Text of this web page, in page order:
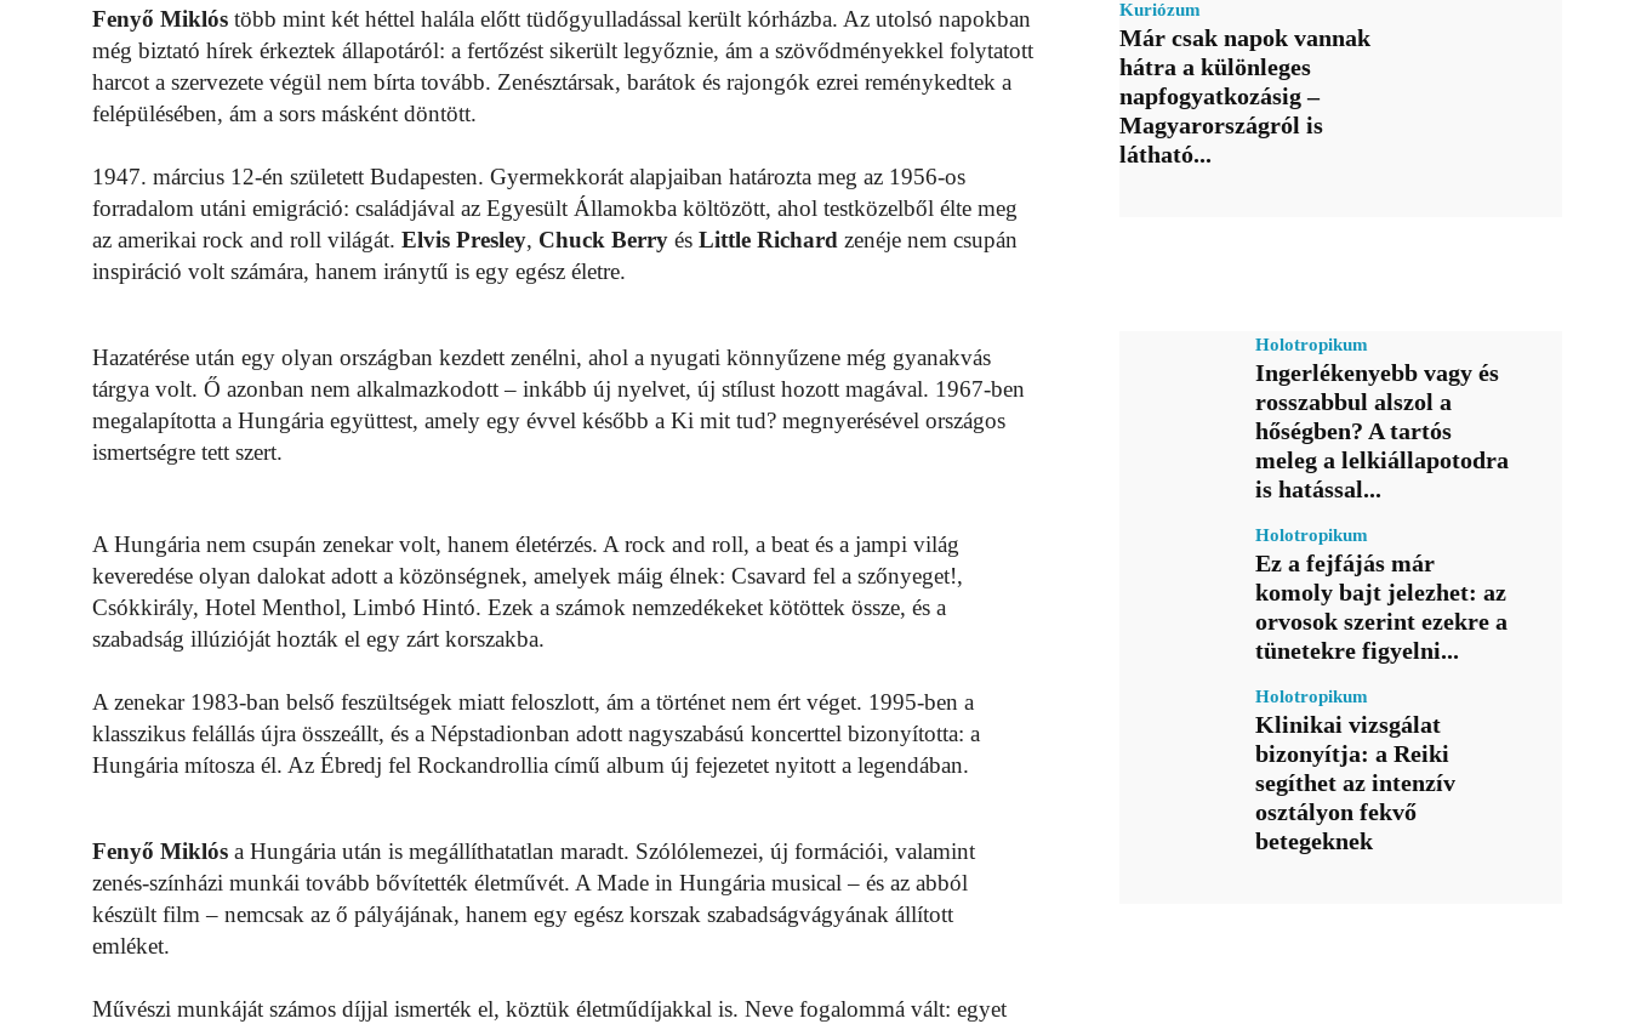
Fenyő Miklós több mint két héttel halála előtt tüdőgyulladással került kórházba. Az utolsó napokban
még biztató hírek érkeztek állapotáról: a fertőzést sikerült legyőznie, ám a szövődményekkel folytatott
harcot a szervezete végül nem bírta tovább. Zenésztársak, barátok és rajongók ezrei reménykedtek a
felépülésében, ám a sors másként döntött.
1947. március 12-én született Budapesten. Gyermekkorát alapjaiban határozta meg az 1956-os
forradalom utáni emigráció: családjával az Egyesült Államokba költözött, ahol testközelből élte meg
az amerikai rock and roll világát. Elvis Presley, Chuck Berry és Little Richard zenéje nem csupán
inspiráció volt számára, hanem iránytű is egy egész életre.
Hazatérése után egy olyan országban kezdett zenélni, ahol a nyugati könnyűzene még gyanakvás
tárgya volt. Ő azonban nem alkalmazkodott – inkább új nyelvet, új stílust hozott magával. 1967-ben
megalapította a Hungária együttest, amely egy évvel később a Ki mit tud? megnyerésével országos
ismertségre tett szert.
A Hungária nem csupán zenekar volt, hanem életérzés. A rock and roll, a beat és a jampi világ
keveredése olyan dalokat adott a közönségnek, amelyek máig élnek: Csavard fel a szőnyeget!,
Csókkirály, Hotel Menthol, Limbó Hintó. Ezek a számok nemzedékeket kötöttek össze, és a
szabadság illúzióját hozták el egy zárt korszakba.
A zenekar 1983-ban belső feszültségek miatt feloszlott, ám a történet nem ért véget. 1995-ben a
klasszikus felállás újra összeállt, és a Népstadionban adott nagyszabású koncerttel bizonyította: a
Hungária mítosza él. Az Ébredj fel Rockandrollia című album új fejezetet nyitott a legendában.
Fenyő Miklós a Hungária után is megállíthatatlan maradt. Szólólemezei, új formációi, valamint
zenés-színházi munkái tovább bővítették életművét. A Made in Hungária musical – és az abból
készült film – nemcsak az ő pályájának, hanem egy egész korszak szabadságvágyának állított
emléket.
Művészi munkáját számos díjjal ismerték el, köztük életműdíjakkal is. Neve fogalommá vált: egyet
Kuriózum
Már csak napok vannak
hátra a különleges
napfogyatkozásig –
Magyarországról is
látható...
Holotropikum
Ingerlékenyebb vagy és
rosszabbul alszol a
hőségben? A tartós
meleg a lelkiállapotodra
is hatással...
Holotropikum
Ez a fejfájás már
komoly bajt jelezhet: az
orvosok szerint ezekre a
tünetekre figyelni...
Holotropikum
Klinikai vizsgálat
bizonyítja: a Reiki
segíthet az intenzív
osztályon fekvő
betegeknek